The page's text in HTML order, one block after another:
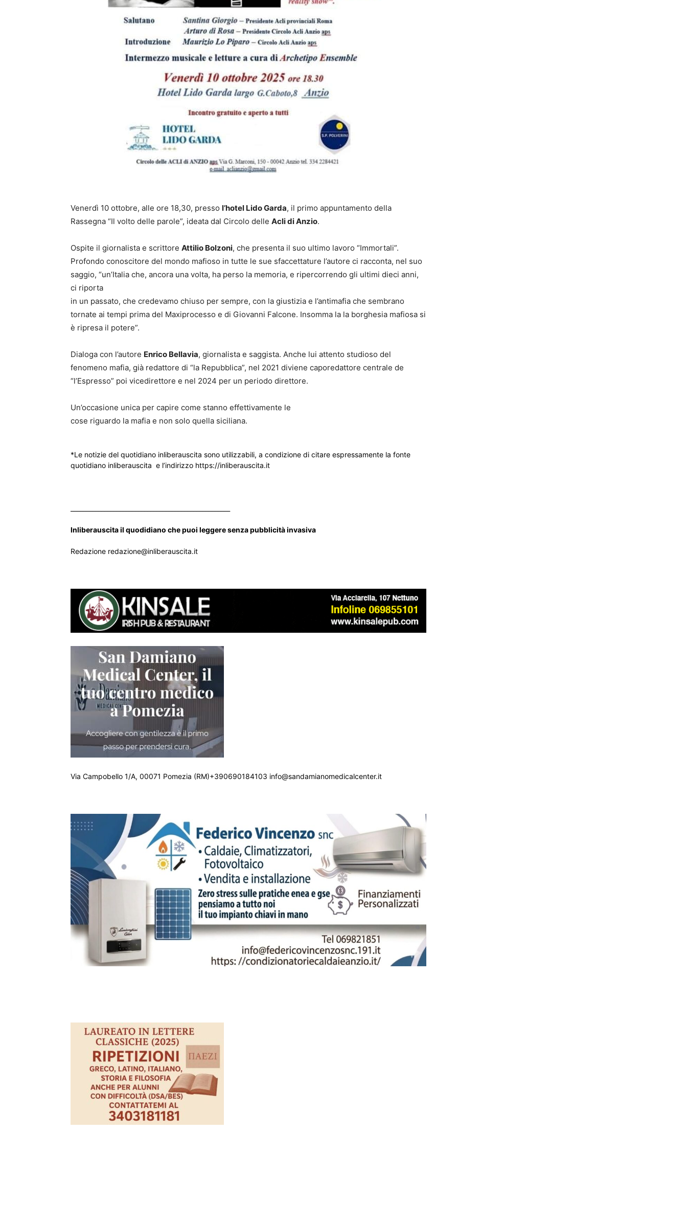
Venerdì 10 ottobre, alle ore 18,30, presso l’hotel Lido Garda, il primo appuntamento della
Rassegna “Il volto delle parole”, ideata dal Circolo delle Acli di Anzio.
Ospite il giornalista e scrittore Attilio Bolzoni, che presenta il suo ultimo lavoro “Immortali”.
Profondo conoscitore del mondo mafioso in tutte le sue sfaccettature l’autore ci racconta, nel suo
saggio, “un’Italia che, ancora una volta, ha perso la memoria, e ripercorrendo gli ultimi dieci anni,
ci riporta
in un passato, che credevamo chiuso per sempre, con la giustizia e l’antimafia che sembrano
tornate ai tempi prima del Maxiprocesso e di Giovanni Falcone. Insomma la la borghesia mafiosa si
è ripresa il potere”.
Dialoga con l’autore Enrico Bellavia, giornalista e saggista. Anche lui attento studioso del
fenomeno mafia, già redattore di “la Repubblica”, nel 2021 diviene caporedattore centrale de
“l’Espresso” poi vicedirettore e nel 2024 per un periodo direttore.
Un’occasione unica per capire come stanno effettivamente le
cose riguardo la mafia e non solo quella siciliana.
*Le notizie del quotidiano inliberauscita sono utilizzabili, a condizione di citare espressamente la fonte
quotidiano inliberauscita e l’indirizzo https://inliberauscita.it
Inliberauscita il quodidiano che puoi leggere senza pubblicità invasiva
Redazione redazione@inliberauscita.it
Via Campobello 1/A, 00071 Pomezia (RM)+390690184103 info@sandamianomedicalcenter.it